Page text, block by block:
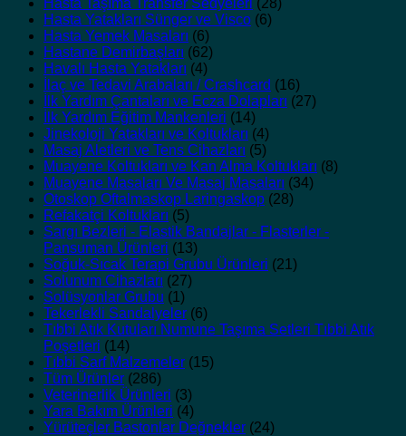
Hasta Taşıma Transfer Sedyeleri (28)
Hasta Yatakları Sünger ve Visco (6)
Hasta Yemek Masaları (6)
Hastane Demirbaşları (62)
Havalı Hasta Yatakları (4)
İlaç ve Tedavi Arabaları / Crashcard (16)
İlk Yardım Çantaları ve Ecza Dolapları (27)
İlk Yardım Eğitim Mankenleri (14)
Jinekoloji Yatakları ve Koltukları (4)
Masaj Aletleri ve Tens Cihazları (5)
Muayene Koltukları ve Kan Alma Koltukları (8)
Muayene Masaları Ve Masaj Masaları (34)
Otoskop Oftalmaskop Laringaskop (28)
Refakatçi Koltukları (5)
Sargı Bezleri - Elastik Bandajlar - Flasterler -
Pansuman Ürünleri (13)
Soğuk-Sıcak Terapi Grubu Ürünleri (21)
Solunum Cihazları (27)
Solüsyonlar Grubu (1)
Tekerlekli Sandalyeler (6)
Tıbbi Atık Kutuları Numune Taşıma Setleri Tıbbi Atık
Poşetleri (14)
Tıbbi Sarf Malzemeler (15)
Tüm Ürünler (286)
Veterinerlik Ürünleri (3)
Yara Bakım Ürünleri (4)
Yürüteçler Bastonlar Değnekler (24)